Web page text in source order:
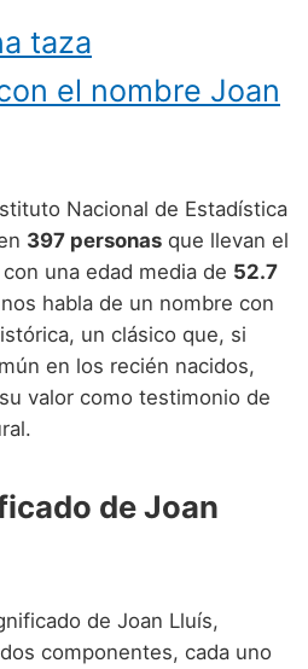
que empiezan por K
que empiezan por L
que empiezan por O
que empiezan por P
que empiezan por Q
que empiezan por R
que empiezan por S
que empiezan por U
que empiezan por X
Niño Gallegos
Niño Madrileños
de Niño Riojanos
Niño Valencianos
de Niño Vascos
de Niño Italianos
Niño Japoneses
Niño Portugueses
Niño Rumanos
de Niño Rusos
de Niño Suecos
taza
el nombre Joan
Nacional de Estadística
397 personas que llevan el
una edad media de 52.7
habla de un nombre con
un clásico que, si
en los recién nacidos,
valor como testimonio de
de Joan
de Joan Lluís,
componentes, cada uno